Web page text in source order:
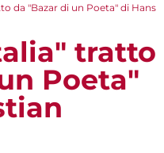
da "Bazar di un Poeta" di Hans
tratto
Poeta"